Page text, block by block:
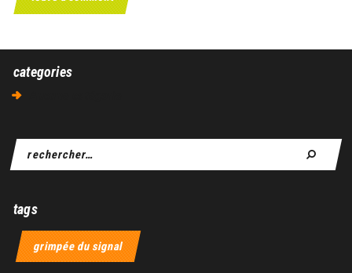
categories
tags
grimpée du signal